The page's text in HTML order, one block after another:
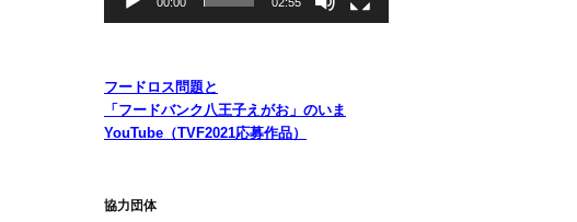
フードロス問題と
「フードバンク八王子えがお」のいま
YouTube（TVF2021応募作品）
協力団体